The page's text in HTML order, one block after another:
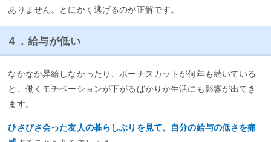
ありません。とにかく逃げるのが正解です。
４．給与が低い
なかなか昇給しなかったり、ボーナスカットが何年も続いている
と、働くモチベーションが下がるばかりか生活にも影響が出てき
ます。
ひさびさ会った友人の暮らしぶりを見て、自分の給与の低さを痛